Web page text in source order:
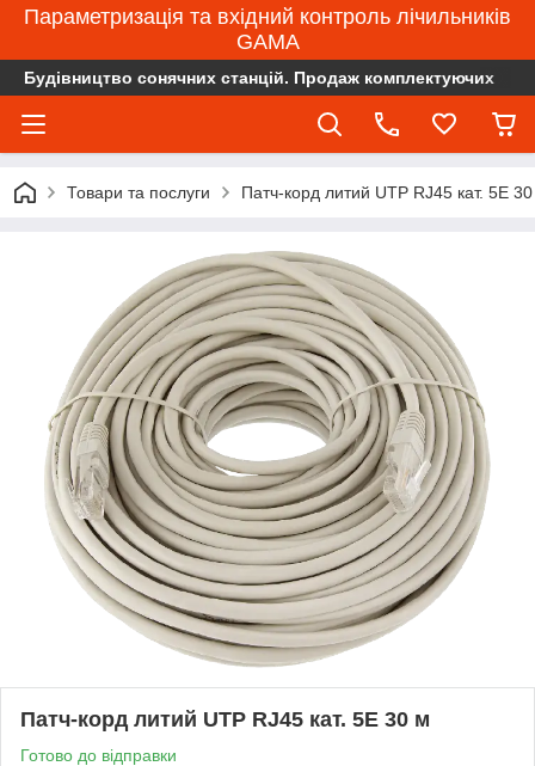
Параметризація та вхідний контроль лічильників
GAMA
Будівництво сонячних станцій. Продаж комплектуючих
Товари та послуги Патч-корд литий UTP RJ45 кат. 5Е
Патч-корд литий UTP RJ45 кат. 5Е 30 м
Готово до відправки